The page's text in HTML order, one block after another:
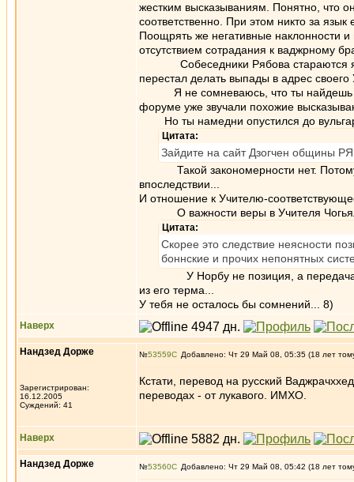
жестким высказываниям. Понятно, что
соответственно. При этом никто за
Поощрять же негативные наклонности
отсутствием сотрадания к ваджрному
Собеседники Рябова стараются
перестал делать выпады в адрес
Я не сомневаюсь, что ты найдешь
форуме уже звучали похожие
Но ты намедни опустился до
Цитата:
Зайдите на сайт Дзогчен общины
Такой закономерности нет. Потому
впоследствии...
И отношение к Учителю-
О важности веры в Учителя Чогьял
Цитата:
Скорее это следствие неясности
боннские и прочих непонятных
У Норбу не позиция, а передача от
из его терма...
У тебя не осталось бы сомнений... 8)
Наверх
Нандзед Дорже
Зарегистрирован:
16.12.2005
Суждений: 41
№53559 Добавлено: Чт 29 Май 08, 05:35 (18 лет
Кстати, перевод на русский
переводах - от лукавого. ИМХО.
Наверх
Нандзед Дорже №53560 Добавлено: Чт 29 Май 08, 05:42 (18 лет